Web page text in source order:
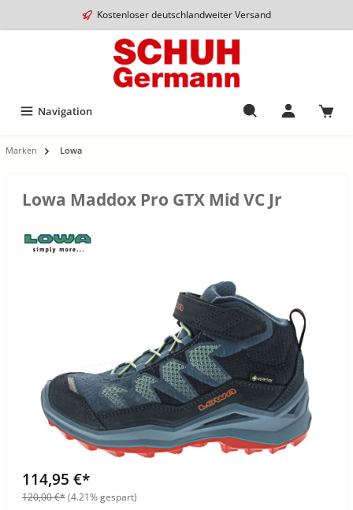
Kostenloser deutschlandweiter Versand
Navigation
Marken Lowa
Lowa Maddox Pro GTX Mid VC Jr
114,95 €*
120,00 €*(4.21% gespart)